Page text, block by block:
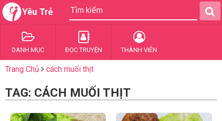
Yêu Trẻ
DANH MỤC ĐỌC TRUYỆN THÀNH VIÊN
Trang Chủ cách muối thịt
TAG: CÁCH MUỐI THỊT